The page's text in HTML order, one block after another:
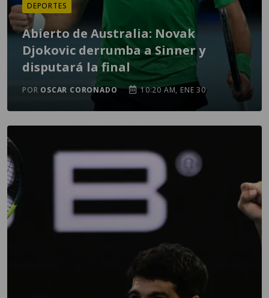
DEPORTES
Abierto de Australia: Novak
Djokovic derrumba a Sinner y
disputará la final
POR OSCAR CORONADO 10:20 AM, ENE 30